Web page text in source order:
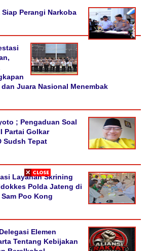
Perangi Narkoba
Juara Nasional Menembak
; Pengaduan Soal
Partai Golkar
Sudsh Tepat
Layanan Skrining
Polda Jateng di
Poo Kong
Elemen
Tentang Kebijakan